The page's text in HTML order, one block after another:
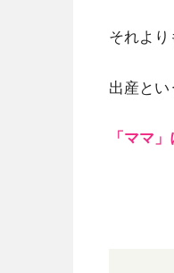
それより
出産とい
「ママ